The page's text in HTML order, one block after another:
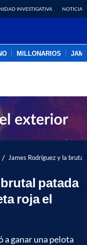
INVESTIGATIVA NOTICIAS
MILLONARIOS
/ James Rodríguez y la
patada
roja el
a ganar una pelota